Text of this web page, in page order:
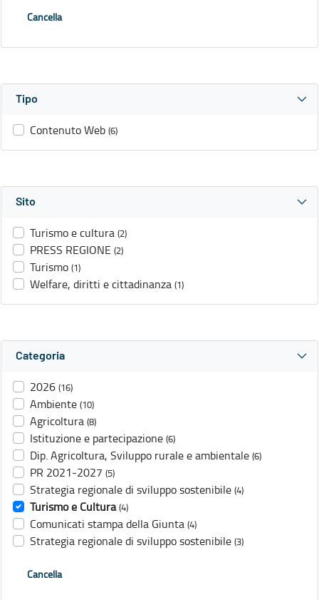
Cancella
Tipo
Contenuto Web (6)
Sito
Turismo e cultura (2)
PRESS REGIONE (2)
Turismo (1)
Welfare, diritti e cittadinanza (1)
Categoria
2026 (16)
Ambiente (10)
Agricoltura (8)
Istituzione e partecipazione (6)
Dip. Agricoltura, Sviluppo rurale e ambientale (6)
PR 2021-2027 (5)
Strategia regionale di sviluppo sostenibile (4)
Turismo e Cultura (4)
Comunicati stampa della Giunta (4)
Strategia regionale di sviluppo sostenibile (3)
Cancella